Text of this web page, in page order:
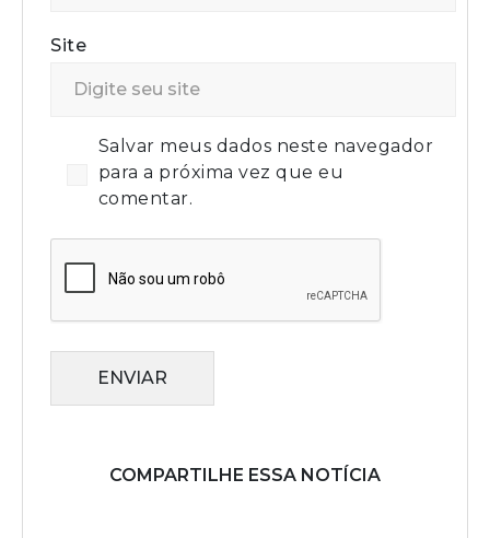
Site
Salvar meus dados neste navegador
para a próxima vez que eu
comentar.
ENVIAR
COMPARTILHE ESSA NOTÍCIA